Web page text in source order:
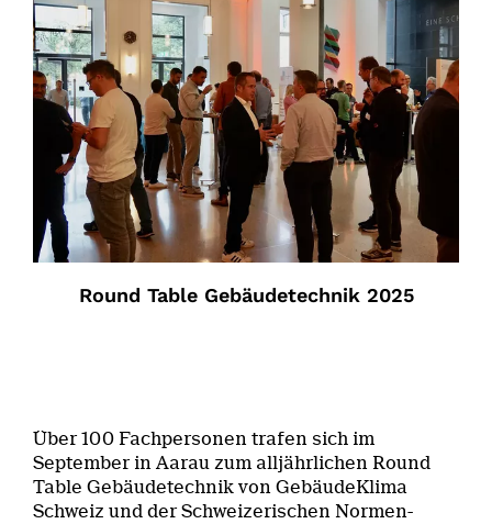
Round Table Gebäudetechnik 2025
Über 100 Fachpersonen trafen sich im
September in Aarau zum alljährlichen Round
Table Gebäudetechnik von GebäudeKlima
Schweiz und der Schweizerischen Normen-